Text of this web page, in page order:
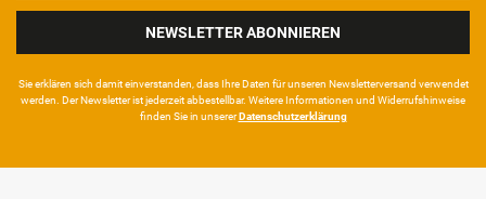
NEWSLETTER ABONNIEREN
Sie erklären sich damit ein­ver­standen, dass Ihre Da­ten für unseren News­letter­versand ver­wen­det
werden. Der News­letter ist jeder­zeit ab­bestel­lbar. Weitere Infor­mationen und Wider­rufshin­weise
finden Sie in unsererDaten­schutz­erklärung